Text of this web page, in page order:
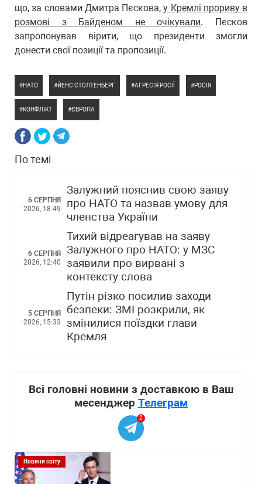
що, за словами Дмитра Пєскова,у Кремлі прориву в
розмові з Байденом не очікували. Пєсков
запропонував вірити, що президенти змогли
донести свої позиції та пропозиції.
НАТО ЙЕНС СТОЛТЕНБЕРГ АГРЕСІЯ РОСІЇ РОСІЯ
КОНФЛІКТ ЄВРОПА
По темі
6 СЕРПНЯ
2026, 18:49
Залужний пояснив свою заяву
про НАТО та назвав умову для
членства України
6 СЕРПНЯ
2026, 12:40
Тихий відреагував на заяву
Залужного про НАТО: у МЗС
заявили про вирвані з
контексту слова
5 СЕРПНЯ
2026, 15:33
Путін різко посилив заходи
безпеки: ЗМІ розкрили, як
змінилися поїздки глави
Кремля
Всі головні новини з доставкою в Ваш
месенджер Телеграм
2
Новини світу